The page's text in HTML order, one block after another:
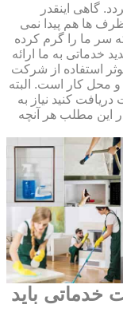
گاهی اینقدر
ها هم پیدا نمی
سر ما را گرم کرده
خدماتی به ما ارائه
استفاده از شرکت
و محل کار است. البته
کنید نیاز به
این مطلب هر آنچه
خدماتی باید